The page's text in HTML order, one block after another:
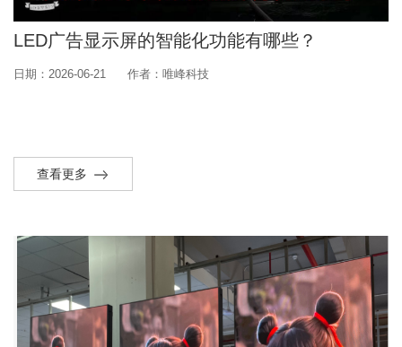
LED广告显示屏的智能化功能有哪些？
日期：2026-06-21 作者：唯峰科技
查看更多